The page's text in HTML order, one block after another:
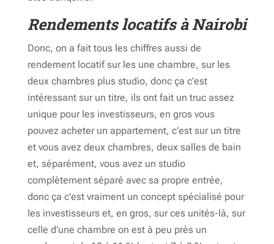
Rendements locatifs à Nairobi
Donc, on a fait tous les chiffres aussi de
rendement locatif sur les une chambre, sur les
deux chambres plus studio, donc ça c’est
intéressant sur un titre, ils ont fait un truc assez
unique pour les investisseurs, en gros vous
pouvez acheter un appartement, c’est sur un titre
et vous avez deux chambres, deux salles de bain
et, séparément, vous avez un studio
complètement séparé avec sa propre entrée,
donc ça c’est vraiment un concept spécialisé pour
les investisseurs et, en gros, sur ces unités-là, sur
celle d’une chambre on est à peu près un